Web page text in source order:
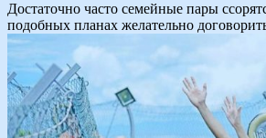
Достаточно часто семейные пары
подобных планах желательно